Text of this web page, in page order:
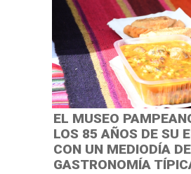
EL MUSEO
LOS 85 AÑOS DE SU
CON UN MEDIODÍA DE
GASTRONOMÍA